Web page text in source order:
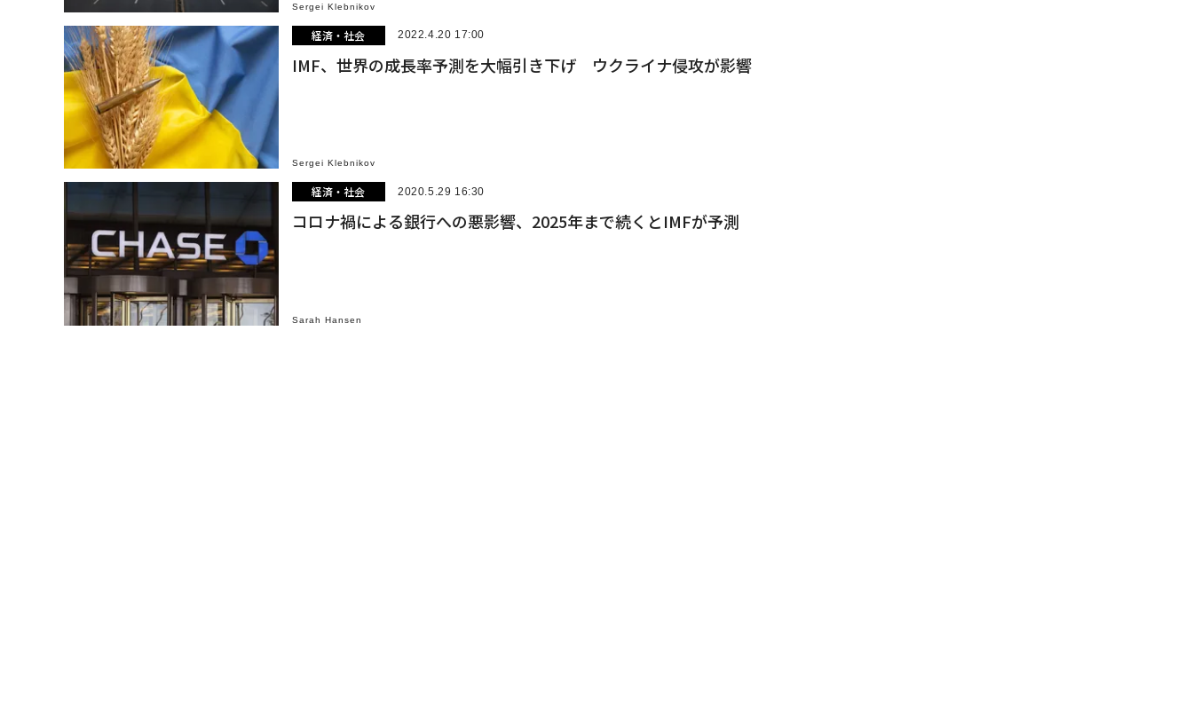
Sergei Klebnikov
経済・社会 2022.4.20 17:00
IMF、世界の成長率予測を大幅引き下げ ウクライナ侵攻が影響
Sergei Klebnikov
経済・社会 2020.5.29 16:30
コロナ禍による銀行への悪影響、2025年まで続くとIMFが予測
Sarah Hansen